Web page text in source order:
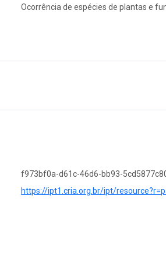
Ocorrência de espécies de plantas e
f973bf0a-d61c-46d6-bb93-
https://ipt1.cria.org.br/ipt/